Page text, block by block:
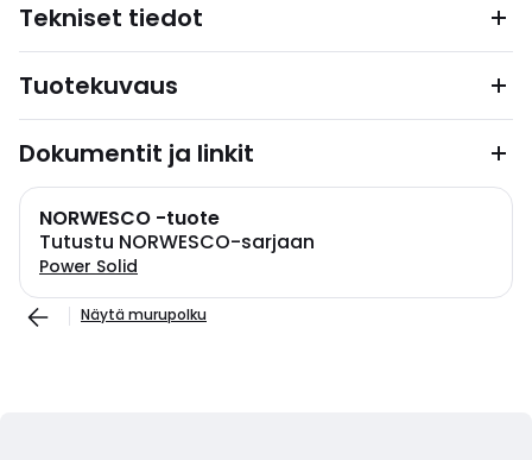
Tekniset tiedot
Tuotekuvaus
Dokumentit ja linkit
NORWESCO -tuote
Tutustu NORWESCO-sarjaan
Power Solid
Näytä murupolku